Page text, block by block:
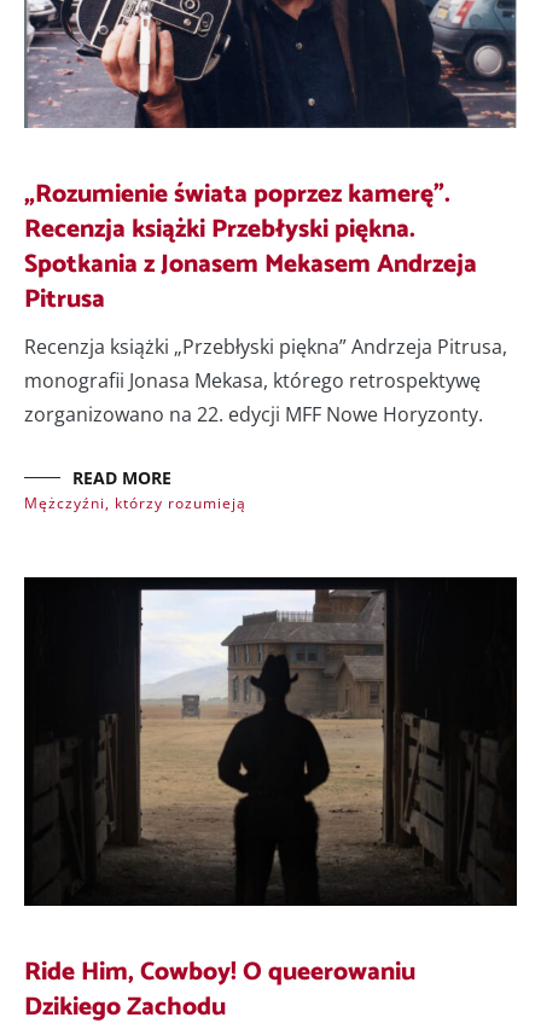
„Rozumienie świata poprzez kamerę”.
Recenzja książki Przebłyski piękna.
Spotkania z Jonasem Mekasem Andrzeja
Pitrusa
Recenzja książki „Przebłyski piękna” Andrzeja Pitrusa,
monografii Jonasa Mekasa, którego retrospektywę
zorganizowano na 22. edycji MFF Nowe Horyzonty.
READ MORE
Mężczyźni, którzy rozumieją
Ride Him, Cowboy! O queerowaniu
Dzikiego Zachodu